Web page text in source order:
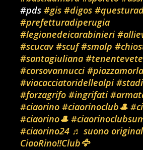
#pds #gis #digos
#prefetturadiperugia
#legionedeicarabinieri
#scucav #scuf #smalp
#santagiuliana
#corsovannucci
#viacacciatoridellealpi
#forzagrifo #ingrifati
#ciaorino #ciaorinoclub🎩
#ciaorino🎩
#ciaorino24 ♬ suono
CiaoRino‼️Club🦅